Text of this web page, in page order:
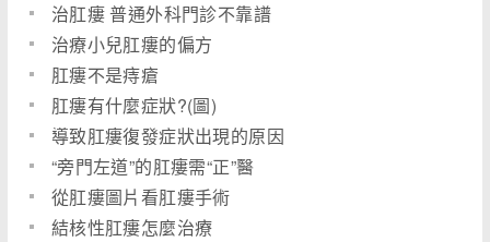
治肛瘻 普通外科門診不靠譜
治療小兒肛瘻的偏方
肛瘻不是痔瘡
肛瘻有什麼症狀?(圖)
導致肛瘻復發症狀出現的原因
“旁門左道”的肛瘻需“正”醫
從肛瘻圖片看肛瘻手術
結核性肛瘻怎麼治療